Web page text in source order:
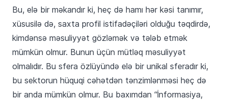
Bu, elə bir məkandır ki, heç də hamı hər kəsi tanımır,
xüsusilə də, saxta profil istifadəçiləri olduğu təqdirdə,
kimdənsə məsuliyyət gözləmək və tələb etmək
mümkün olmur. Bunun üçün mütləq məsuliyyət
olmalıdır. Bu sfera özlüyündə elə bir unikal sferadır ki,
bu sektorun hüquqi cəhətdən tənzimlənməsi heç də
bir anda mümkün olmur. Bu baxımdan “İnformasiya,